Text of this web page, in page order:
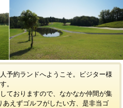
予約ランドへようこそ。ビジター様
。
ておりますので、なかなか仲間が集
あえずゴルフがしたい方、是非当ゴ